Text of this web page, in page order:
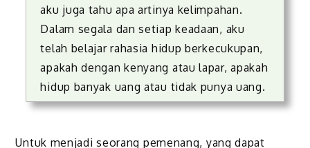
aku juga tahu apa artinya kelimpahan.
Dalam segala dan setiap keadaan, aku
telah belajar rahasia hidup berkecukupan,
apakah dengan kenyang atau lapar, apakah
hidup banyak uang atau tidak punya uang.
Untuk menjadi seorang pemenang, yang dapat